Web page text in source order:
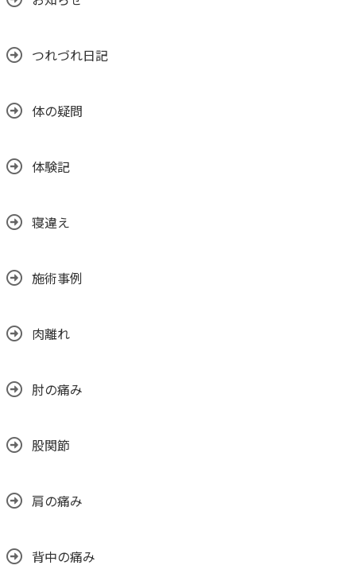
つれづれ日記
体の疑問
体験記
寝違え
施術事例
肉離れ
肘の痛み
股関節
肩の痛み
背中の痛み